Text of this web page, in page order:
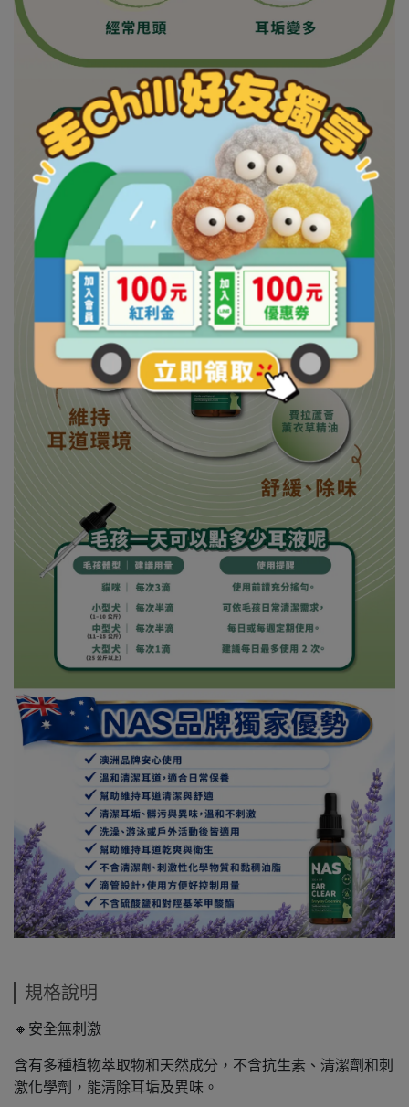
規格說明
🔸安全無刺激
含有多種植物萃取物和天然成分，不含抗生素、清潔劑和刺
激化學劑，能清除耳垢及異味。